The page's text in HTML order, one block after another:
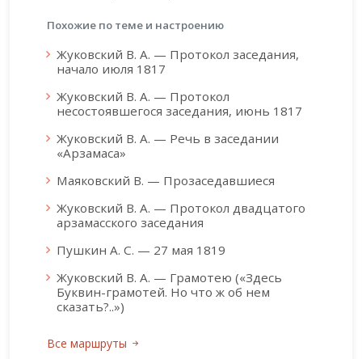
Похожие по теме и настроению
Жуковский В. А. — Протокол заседания,
начало июля 1817
Жуковский В. А. — Протокол
несостоявшегося заседания, июнь 1817
Жуковский В. А. — Речь в заседании
«Арзамаса»
Маяковский В. — Прозаседавшиеся
Жуковский В. А. — Протокол двадцатого
арзамасского заседания
Пушкин А. С. — 27 мая 1819
Жуковский В. А. — Грамотею («Здесь
Буквин-грамотей. Но что ж об нем
сказать?..»)
Все маршруты